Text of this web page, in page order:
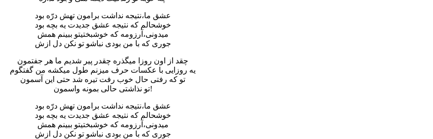
عشق ما،نتیجه نداشت برامون تهش درّه بود
خوشحالم که نتیجه عشق جدیدت یه بچه بود
میدونی،آرزومه که خوشبختیتو ببینم همش
جوری که با من بودی نباشو تو نکن دل ازش
چقد از اون روزا میگذره چقدر پیر شدیم ما هر جفتمون
یه روزایی با عکسات حرف میزنم طول میکشه من گفتگوم
تو که رفتی حال خوب رفت تیره شد حتی این آسمون
تو نذاشتی حالی بمونه واسمون!
عشق ما،نتیجه نداشت برامون تهش درّه بود
خوشحالم که نتیجه عشق جدیدت یه بچه بود
میدونی،آرزومه که خوشبختیتو ببینم همش
جوری که با من بودی نباشو تو نکن دل ازش